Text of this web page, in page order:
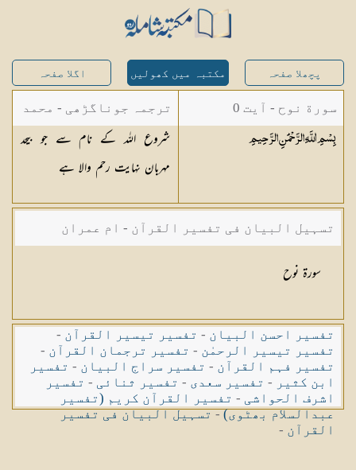
پچھلا صفحہ مکتبہ میں کھولیں اگلا صفحہ
سورة نوح - آیت 0
بِسْمِ اللَّهِ الرَّحْمَٰنِالرَّحِيمِ
ترجمہ جوناگڑھی - محمد
جونا گڑھی
شروع اللہ کے نام سے جو بیحد
مہربان نہایت رحم والا ہے
تسہیل البیان فی تفسیر القرآن - ام عمران
شکیلہ بنت میاں فضل حسین
سورۃ نوح
تفسیر احسن البیان - تفسیر تیسیر القرآن -
تفسیر تیسیر الرحمٰن - تفسیر ترجمان القرآن -
تفسیر فہم القرآن - تفسیر سراج البیان - تفسیر
ابن کثیر - تفسیر سعدی - تفسیر ثنائی - تفسیر
اشرف الحواشی - تفسیر القرآن کریم (تفسیر
عبدالسلام بھٹوی)-تسہیل البیان فی تفسیر
القرآن -